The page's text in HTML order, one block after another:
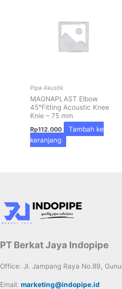
Pipa Akustik
MAGNAPLAST Elbow
45°Fitting Acoustic Knee
Knie – 75 mm
Rp112.000
Tambah ke
keranjang
PT Berkat Jaya Indopipe
Office: Jl. Jampang Raya No.89,
Email: marketing@indopipe.id